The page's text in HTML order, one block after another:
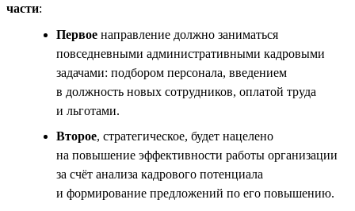
части:
Первое направление должно заниматься
повседневными административными кадровыми
задачами: подбором персонала, введением
в должность новых сотрудников, оплатой труда
и льготами.
Второе, стратегическое, будет нацелено
на повышение эффективности работы организации
за счёт анализа кадрового потенциала
и формирование предложений по его повышению.